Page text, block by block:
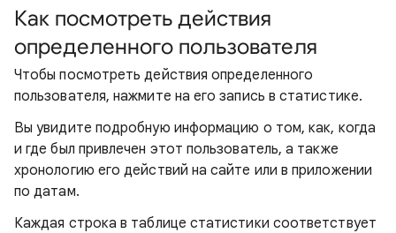
Как посмотреть действия
определенного пользователя
Чтобы посмотреть действия определенного
пользователя, нажмите на его запись в статистике.
Вы увидите подробную информацию о том, как, когда
и где был привлечен этот пользователь, а также
хронологию его действий на сайте или в приложении
по датам.
Каждая строка в таблице статистики соответствует